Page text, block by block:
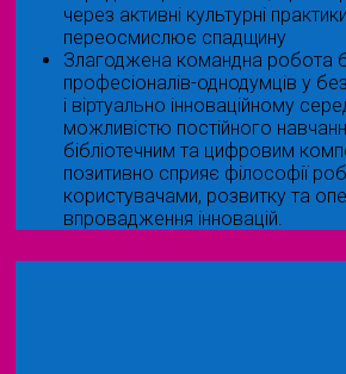
через активні культурні
переосмислює спадщину
Злагоджена командна робота
професіоналів-однодумців у
і віртуально інноваційному
можливістю постійного
бібліотечним та цифровим
позитивно сприяє філософії
користувачами, розвитку та
впровадження інновацій.